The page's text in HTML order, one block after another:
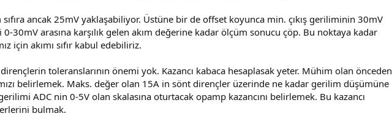
ancak 25mV yaklaşabiliyor. Üstüne bir de offset koyunca min. çıkış geriliminin 30mV
0-30mV arasına karşılık gelen akım değerine kadar ölçüm sonucu çöp. Bu noktaya kadar
için akımı sıfır kabul edebiliriz.
toleranslarının önemi yok. Kazancı kabaca hesaplasak yeter. Mühim olan önceden
belirlemek. Maks. değer olan 15A in sönt dirençler üzerinde ne kadar gerilim düşümüne
ADC nin 0-5V olan skalasına oturtacak opamp kazancını belirlemek. Bu kazancı
bulmak.